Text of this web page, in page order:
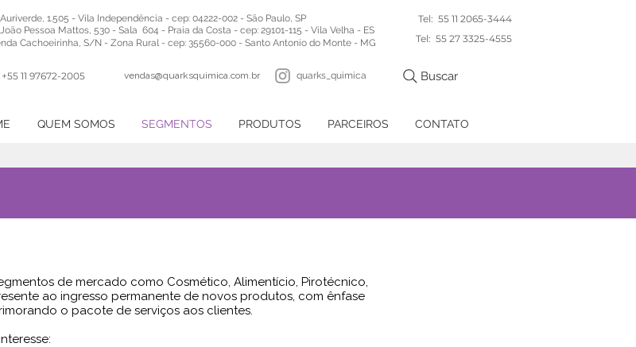
1.505 - Vila Independência - cep: 04222-002 - São Paulo, SP Tel: 55 11 2065-3444
Pessoa Mattos, 530 - Sala 604 - Praia da Costa - cep: 29101-115 - Vila Velha - ES
Tel: 55 27 3325-4555
Cachoeirinha, S/N - Zona Rural - cep: 35560-000 - Santo Antonio do Monte - MG
+55 11 97672-2005 vendas@quarksquimica.com.br quarks_quimica Buscar
QUEM SOMOS SEGMENTOS PRODUTOS PARCEIROS CONTATO
de mercado como Cosmético, Alimentício, Pirotécnico,
ao ingresso permanente de novos produtos, com ênfase
o pacote de serviços aos clientes.